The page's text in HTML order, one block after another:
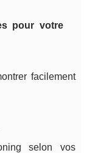
pour votre
facilement
selon vos